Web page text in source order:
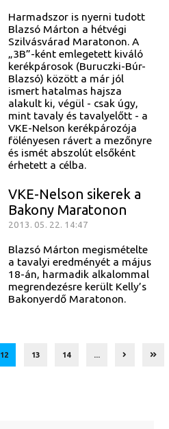
Harmadszor is nyerni tudott
Blazsó Márton a hétvégi
Szilvásvárad Maratonon. A
„3B”-ként emlegetett kiváló
kerékpárosok (Buruczki-Búr-
Blazsó) között a már jól
ismert hatalmas hajsza
alakult ki, végül - csak úgy,
mint tavaly és tavalyelőtt - a
VKE-Nelson kerékpározója
fölényesen rávert a mezőnyre
és ismét abszolút elsőként
érhetett a célba.
VKE-Nelson sikerek a
Bakony Maratonon
2013. 05. 22. 14:47
Blazsó Márton megismételte
a tavalyi eredményét a május
18-án, harmadik alkalommal
megrendezésre került Kelly’s
Bakonyerdő Maratonon.
12 13 14 ...